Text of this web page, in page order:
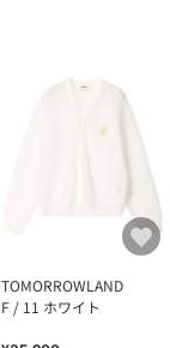
TOMORROWLAND
F / 11 ホワイト